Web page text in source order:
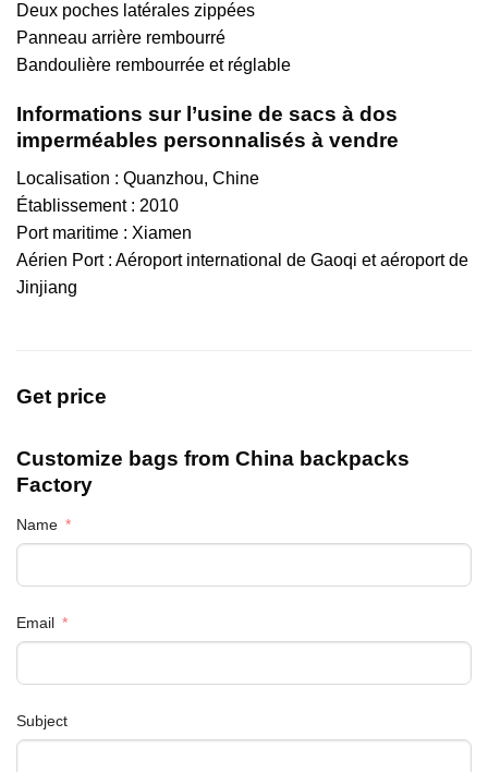
Deux poches latérales zippées
Panneau arrière rembourré
Bandoulière rembourrée et réglable
Informations sur l’usine de sacs à dos
imperméables personnalisés à vendre
Localisation : Quanzhou, Chine
Établissement : 2010
Port maritime : Xiamen
Aérien Port : Aéroport international de Gaoqi et aéroport de
Jinjiang
Get price
Customize bags from China backpacks
Factory
Name
Email
Subject